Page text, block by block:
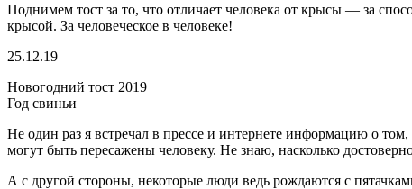
Поднимем тост за то, что отличает человека от крысы — за
крысой. За человеческое в человеке!
25.12.19
Новогодний тост 2019
Год свиньи
Не один раз я встречал в прессе и интернете информацию о
могут быть пересажены человеку. Не знаю, насколько
А с другой стороны, некоторые люди ведь рождаются с